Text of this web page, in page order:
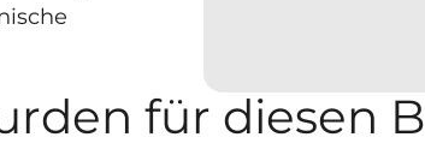
für diesen